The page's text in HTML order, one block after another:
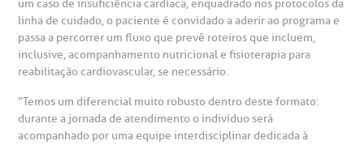
São Paulo - SP
Clínica Medicina da Mulher
de Bioética
de Sangue
um caso de insuficiência cardíaca, enquadrado nos protocolos da
linha de cuidado, o paciente é convidado a aderir ao programa e
passa a percorrer um fluxo que prevê roteiros que incluem,
inclusive, acompanhamento nutricional e fisioterapia para
reabilitação cardiovascular, se necessário.
“Temos um diferencial muito robusto dentro deste formato:
durante a jornada de atendimento o indivíduo será
acompanhado por uma equipe interdisciplinar dedicada à